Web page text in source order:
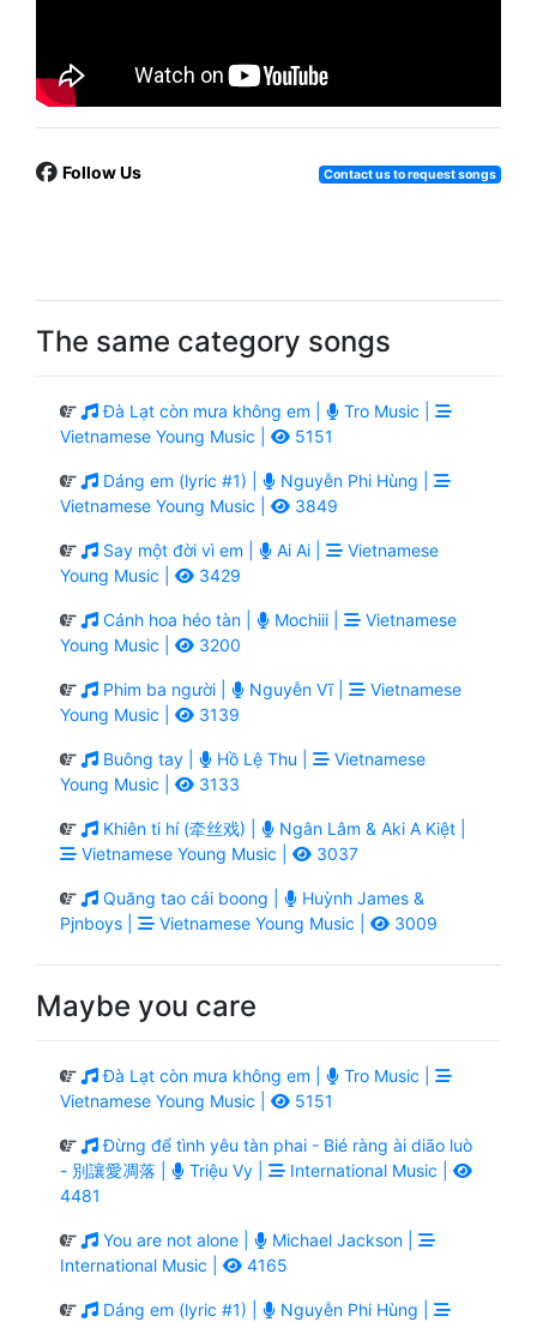
Follow Us Contact us to request songs
The same category songs
Đà Lạt còn mưa không em |
Tro Music |
Vietnamese Young Music |
5151
Dáng em (lyric #1) |
Nguyễn Phi Hùng |
Vietnamese Young Music |
3849
Say một đời vì em | Ai Ai |
Vietnamese
Young Music |
3429
Cánh hoa héo tàn | Mochiii |
Vietnamese
Young Music |
3200
Phim ba người | Nguyễn Vĩ |
Vietnamese
Young Music |
3139
Buông tay | Hồ Lệ Thu |
Vietnamese
Young Music |
3133
Khiên ti hí (牵丝戏) |
Ngân Lâm & Aki A Kiệt |
Vietnamese Young Music |
3037
Quăng tao cái boong |
Huỳnh James &
Pjnboys |
Vietnamese Young Music | 3009
Maybe you care
Đà Lạt còn mưa không em |
Tro Music |
Vietnamese Young Music |
5151
Đừng để tình yêu tàn phai - Bié ràng ài diāo luò
- 別讓愛凋落 |
Triệu Vy |
International Music |
4481
You are not alone |
Michael Jackson |
International Music |
4165
Dáng em (lyric #1) |
Nguyễn Phi Hùng |